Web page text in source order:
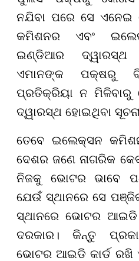
ନଯିବା ପରେ ସେ
କମିଶନର ଏବଂ
ଇଣ୍ଡିଆର ଦ୍ୱାରସ୍ଥ
ଏମାନଙ୍କ ପକ୍ଷରୁ
ପ୍ରତିକ୍ରିୟା ନ ମିଳିବାରୁ
ଦ୍ୱାରସ୍ଥ ହୋଇଥିବା
ତେବେ ଇଲେକ୍ସନ
ଦେଶର ଜଣେ ନାଗରିକ
ନିଜକୁ ଭୋଟର ଭାବେ
ଯେଉଁ ସ୍ଥାନରେ ସେ
ସ୍ଥାନରେ ଭୋଟର ଆଇଡି
ଦରକାର। କିନ୍ତୁ
ଭୋଟର ଆଇଡି କାର୍ଡ